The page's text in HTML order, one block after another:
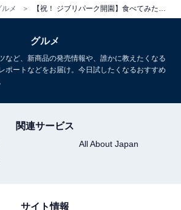
ルメ 【祝！ ジブリパーク開園】食べてみたいアニメ飯1位『崖の上のポニョ』の「ハムラーメン」を再現してみた
を注ぎ、ふたをして3分待ちます。
グルメ
など、新商品の発売情報や、誰かに教えたくなる
ポートなどをお届け。今日試したくなるおすすめ
関連サービス
All About Japan
サイト情報